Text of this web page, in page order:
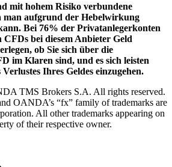
mit hohem Risiko verbundene
man aufgrund der Hebelwirkung
Bei 76% der Privatanlegerkonten
bei diesem Anbieter Geld
ob Sie sich über die
im Klaren sind, und es sich leisten
Ihres Geldes einzugehen.
TMS Brokers S.A. All rights reserved.
OANDA’s “fx” family of trademarks are
All other trademarks appearing on
of their respective owner.